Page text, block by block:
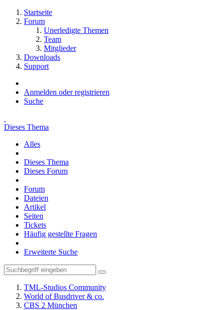
Startseite
Forum
Unerledigte Themen
Team
Mitglieder
Downloads
Support
Anmelden oder registrieren
Suche
Dieses Thema
Alles
Dieses Thema
Dieses Forum
Forum
Dateien
Artikel
Seiten
Tickets
Häufig gestellte Fragen
Erweiterte Suche
TML-Studios Community
World of Busdriver & co.
CBS 2 München